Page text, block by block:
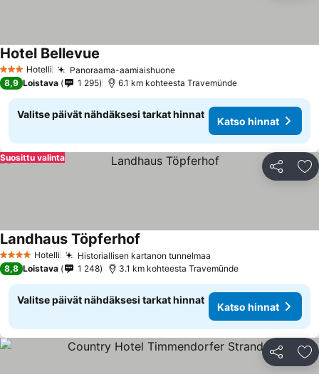
3 Tähtiluokitus
Hotelli Panoraama-aamiaishuone
Hotel Bellevue
8,9 Loistava 1 295 6.1 km kohteesta Travemünde
Valitse päivät nähdäksesi tarkat hinnat
Katso hinnat
Jaa
Suosittu valinta
4 Tähtiluokitus
Hotelli Historiallisen kartanon tunnelmaa
Landhaus Töpferhof
8,8 Loistava 1 248 3.1 km kohteesta Travemünde
Valitse päivät nähdäksesi tarkat hinnat
Katso hinnat
Jaa